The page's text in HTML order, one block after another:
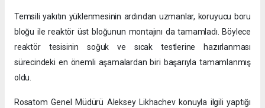
Temsili yakıtın yüklenmesinin ardından uzmanlar, koruyucu boru
bloğu ile reaktör üst bloğunun montajını da tamamladı. Böylece
reaktör tesisinin soğuk ve sıcak testlerine hazırlanması
sürecindeki en önemli aşamalardan biri başarıyla tamamlanmış
oldu.
Rosatom Genel Müdürü Aleksey Likhachev konuyla ilgili yaptığı